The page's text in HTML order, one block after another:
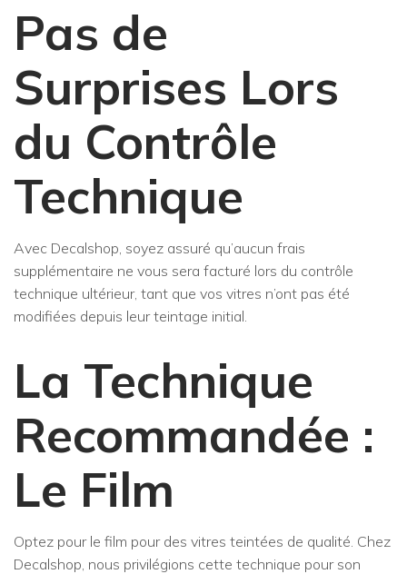
Pas de
Surprises Lors
du Contrôle
Technique
Avec Decalshop, soyez assuré qu’aucun frais
supplémentaire ne vous sera facturé lors du contrôle
technique ultérieur, tant que vos vitres n’ont pas été
modifiées depuis leur teintage initial.
La Technique
Recommandée :
Le Film
Optez pour le film pour des vitres teintées de qualité. Chez
Decalshop, nous privilégions cette technique pour son